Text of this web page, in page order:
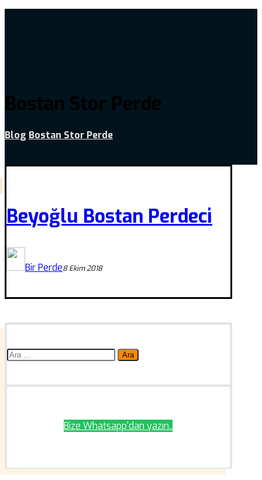
Bostan Stor Perde
Blog Bostan Stor Perde
Beyoğlu Bostan Perdeci
Bir Perde8 Ekim 2018
Arama:
Bize Whatsapp'dan yazın..